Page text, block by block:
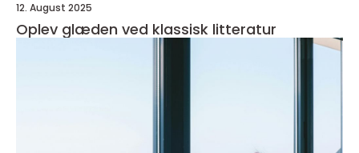
12. August 2025
Oplev glæden ved klassisk litteratur